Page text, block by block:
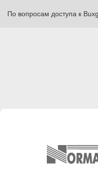
По вопросам доступа к